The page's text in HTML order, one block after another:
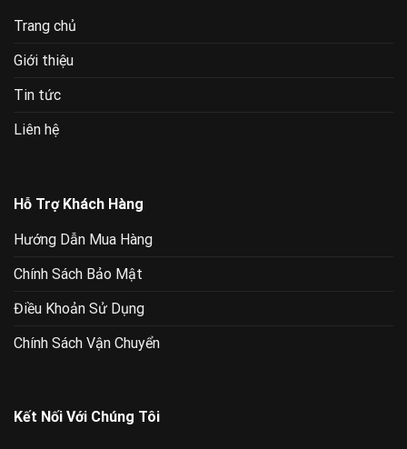
Trang chủ
Giới thiệu
Tin tức
Liên hệ
Hỗ Trợ Khách Hàng
Hướng Dẫn Mua Hàng
Chính Sách Bảo Mật
Điều Khoản Sử Dụng
Chính Sách Vận Chuyển
Kết Nối Với Chúng Tôi